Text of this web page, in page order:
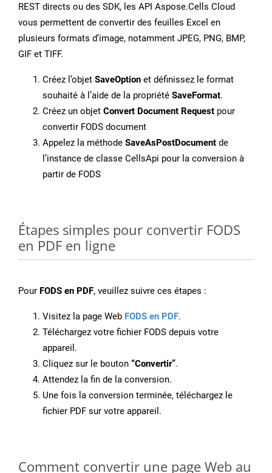
REST directs ou des SDK, les API Aspose.Cells Cloud
vous permettent de convertir des feuilles Excel en
plusieurs formats d’image, notamment JPEG, PNG, BMP,
GIF et TIFF.
Créez l’objet SaveOption et définissez le format
souhaité à l’aide de la propriété SaveFormat.
Créez un objet Convert Document Request pour
convertir FODS document
Appelez la méthode SaveAsPostDocument de
l’instance de classe CellsApi pour la conversion à
partir de FODS
Étapes simples pour convertir FODS
en PDF en ligne
Pour FODS en PDF, veuillez suivre ces étapes :
Visitez la page Web FODS en PDF.
Téléchargez votre fichier FODS depuis votre
appareil.
Cliquez sur le bouton “Convertir”.
Attendez la fin de la conversion.
Une fois la conversion terminée, téléchargez le
fichier PDF sur votre appareil.
Comment convertir une page Web au